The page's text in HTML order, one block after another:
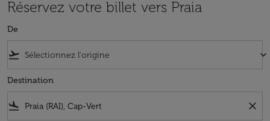
Réservez votre billet vers Praia
De
flight_takeoff keyboard_arrow_down
Destination
flight_land close